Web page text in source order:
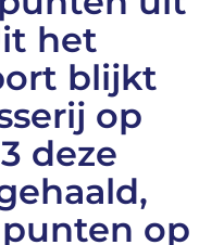
het
blijkt
op
deze
op